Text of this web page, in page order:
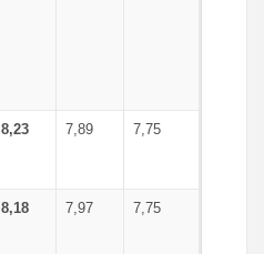
8,23 7,89 7,75
8,18 7,97 7,75